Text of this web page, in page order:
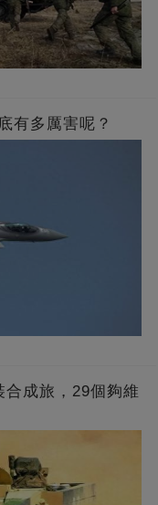
有多厲害呢？
成旅，29個夠維